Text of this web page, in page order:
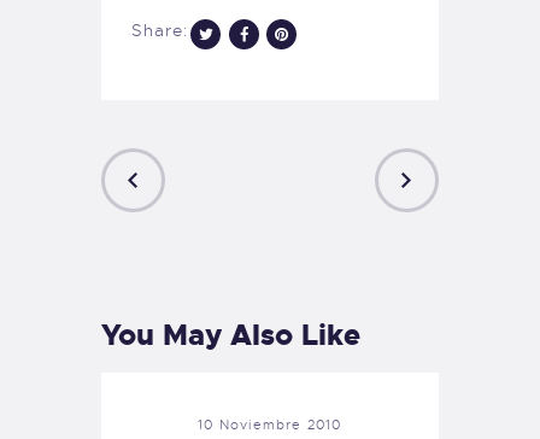
Share:
You May Also Like
10 Noviembre 2010